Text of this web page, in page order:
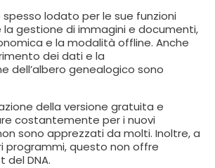
lodato per le sue funzioni
gestione di immagini e documenti,
e la modalità offline. Anche
dei dati e la
dell’albero genealogico sono
della versione gratuita e
costantemente per i nuovi
sono apprezzati da molti. Inoltre, a
programmi, questo non offre
del DNA.